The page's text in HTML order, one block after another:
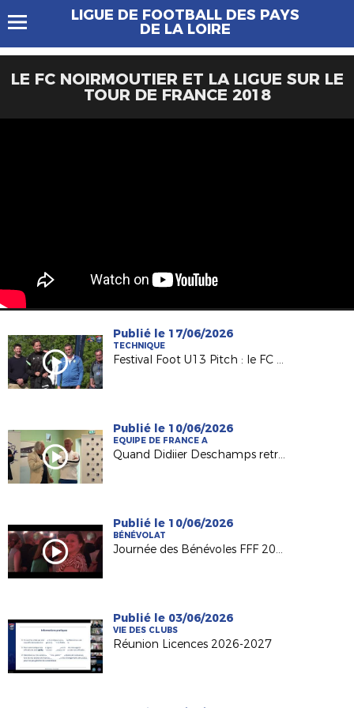
LIGUE DE FOOTBALL DES PAYS
DE LA LOIRE
LE FC NOIRMOUTIER ET LA LIGUE SUR LE
TOUR DE FRANCE 2018
Publié le 17/06/2026
TECHNIQUE
Festival Foot U13 Pitch : le FC Chalonnes Chaudefonds club support à l'organisation
Publié le 10/06/2026
EQUIPE DE FRANCE A
Quand Didiier Deschamps retrouve ses racines nantaises...
Publié le 10/06/2026
BÉNÉVOLAT
Journée des Bénévoles FFF 2026
Publié le 03/06/2026
VIE DES CLUBS
Réunion Licences 2026-2027